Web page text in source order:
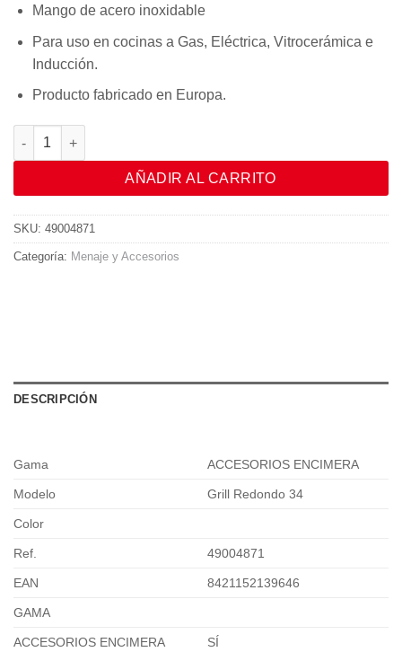
Mango de acero inoxidable
Para uso en cocinas a Gas, Eléctrica, Vitrocerámica e
Inducción.
Producto fabricado en Europa.
Grill Redondo 34 cantidad
AÑADIR AL CARRITO
SKU: 49004871
Categoría: Menaje y Accesorios
DESCRIPCIÓN
Gama ACCESORIOS ENCIMERA
Modelo Grill Redondo 34
Color
Ref. 49004871
EAN 8421152139646
GAMA
ACCESORIOS ENCIMERA SÍ